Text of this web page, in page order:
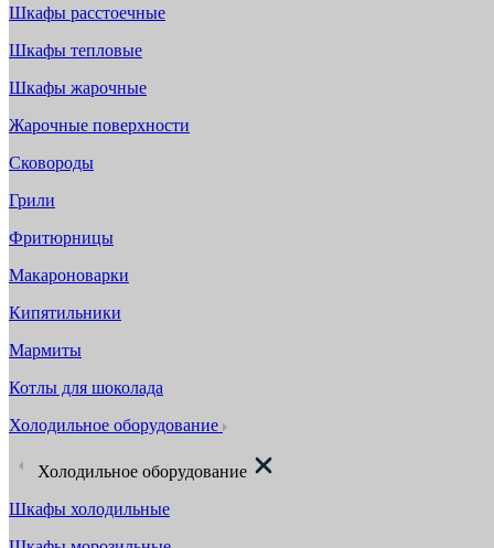
Шкафы расстоечные
Шкафы тепловые
Шкафы жарочные
Жарочные поверхности
Сковороды
Грили
Фритюрницы
Макароноварки
Кипятильники
Мармиты
Котлы для шоколада
Холодильное оборудование
Холодильное оборудование
Шкафы холодильные